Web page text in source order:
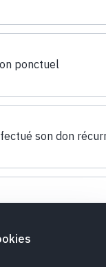
ponctuel
son don
ponctuel